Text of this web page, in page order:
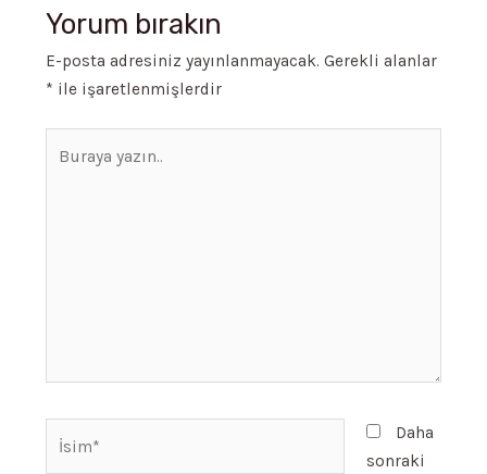
Yorum bırakın
E-posta adresiniz yayınlanmayacak. Gerekli alanlar
* ile işaretlenmişlerdir
Daha
sonraki